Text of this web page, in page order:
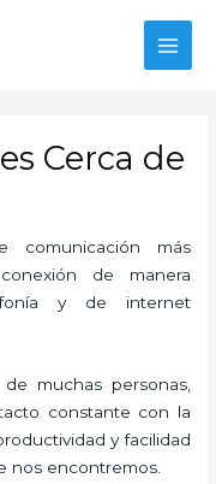
Cerca de
más
de manera
y de internet
muchas personas,
constante con la
y facilidad
nos encontremos.